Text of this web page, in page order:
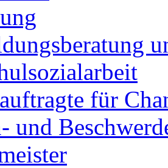
für
und